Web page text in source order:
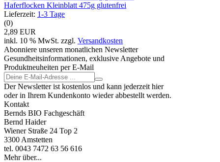
Haferflocken Kleinblatt 475g glutenfrei
Lieferzeit: 1-3 Tage
(0)
2,89 EUR
inkl. 10 % MwSt. zzgl. Versandkosten
Abonniere unseren monatlichen Newsletter
Gesundheitsinformationen, exklusive Angebote und
Produktneuheiten per E-Mail
Der Newsletter ist kostenlos und kann jederzeit hier
oder in Ihrem Kundenkonto wieder abbestellt werden.
Kontakt
Bernds BIO Fachgeschäft
Bernd Haider
Wiener Straße 24 Top 2
3300 Amstetten
tel. 0043 7472 63 56 616
Mehr über...